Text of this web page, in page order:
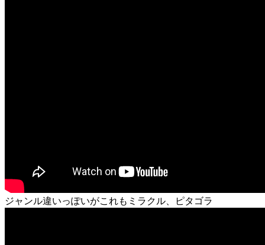
ジャンル違いっぽいがこれもミラクル、ピタゴラ